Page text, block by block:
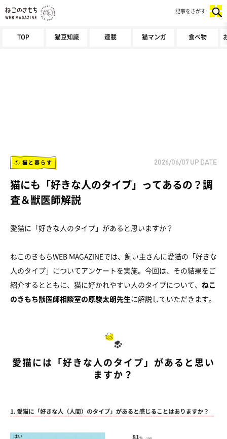
TOP 猫豆知識 連載 猫マンガ 食べ物
記事をさがす
猫と暮らす 2026/06/07 UP DATE
猫にも「好きな人のタイプ」ってあるの？調
査＆獣医師解説
愛猫に「好きな人のタイプ」があると思いますか？
ねこのきもちWEB MAGAZINEでは、飼い主さんに愛猫の「好きな
人のタイプ」についてアンケートを実施。今回は、その結果をご
紹介するとともに、猫に好かれやすい人のタイプについて、 ねこ
のきもち獣医師相談室の原駿太朗先生に解説していただきます。
愛猫には「好きな人のタイプ」があると思い
ますか？